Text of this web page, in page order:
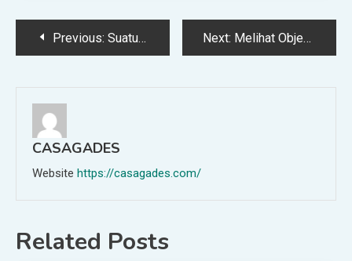
PostPrevious: Suatu Hari, AI Akan Tampak Seperti Manusia Seperti Siapapun. Lalu bagaimana? Next: Melihat Objek Dari Luar Angkasa Itu Mudah. Tantangan Ini Lebih Sulit
CASAGADES
Website https://casagades.com/
Related Posts